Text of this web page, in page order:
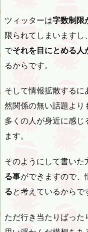
ツィッターは字数制限
限られてしまいます
でそれを目にとめる人
るからです。
そして情報拡散する
然関係の無い話題より
多くの人が身近に感
ます。
そのようにして書いた
る事ができますので、
ると考えているからで
ただ行き当たりばった